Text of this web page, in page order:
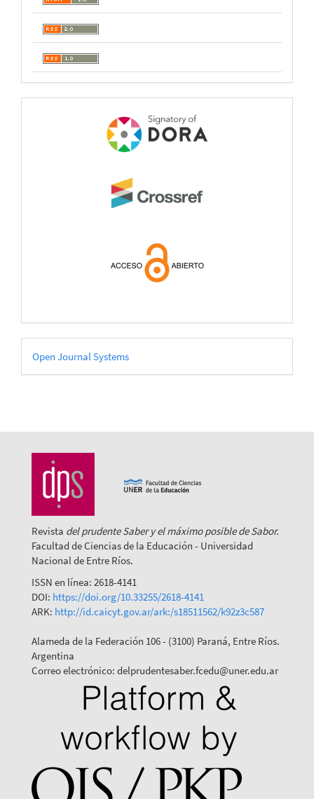
Desarrollado
por
Open Journal Systems
Revista del prudente Saber y el máximo posible de Sabor.
Facultad de Ciencias de la Educación - Universidad
Nacional de Entre Ríos.
ISSN en línea: 2618-4141
DOI: https://doi.org/10.33255/2618-4141
ARK: http://id.caicyt.gov.ar/ark:/s18511562/k92z3c587
Alameda de la Federación 106 - (3100) Paraná, Entre Ríos.
Argentina
Correo electrónico: delprudentesaber.fcedu@uner.edu.ar